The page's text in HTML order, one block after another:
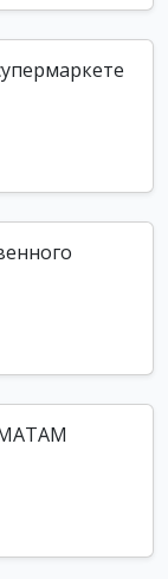
МАТАМ